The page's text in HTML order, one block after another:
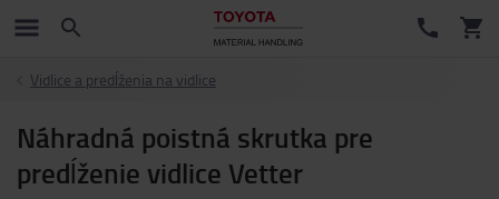
Vidlice a predĺženia na vidlice
Náhradná poistná skrutka pre
predĺženie vidlice Vetter